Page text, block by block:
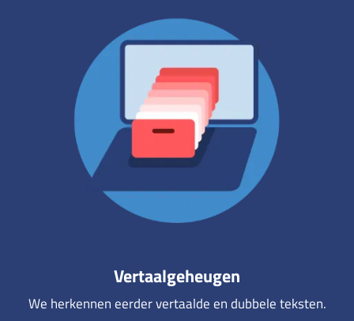
Vertaalgeheugen
We herkennen eerder vertaalde en dubbele teksten.